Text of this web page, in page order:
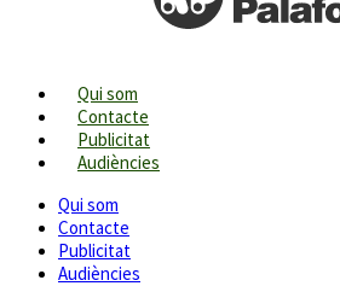
Qui som
Contacte
Publicitat
Audiències
Qui som
Contacte
Publicitat
Audiències